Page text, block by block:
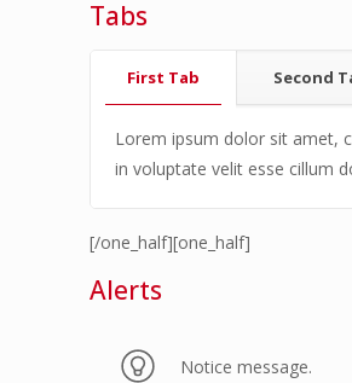
Tabs
First Tab Second
Lorem ipsum dolor sit amet,
in voluptate velit esse cillum
[/one_half][one_half]
Alerts
Notice message.